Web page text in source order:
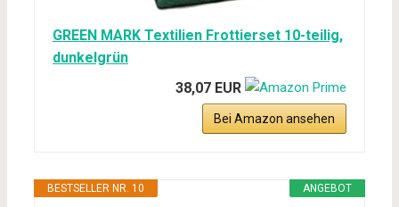
GREEN MARK Textilien Frottierset 10-teilig,
dunkelgrün
38,07 EUR
Bei Amazon ansehen
ANGEBOT
BESTSELLER NR. 10